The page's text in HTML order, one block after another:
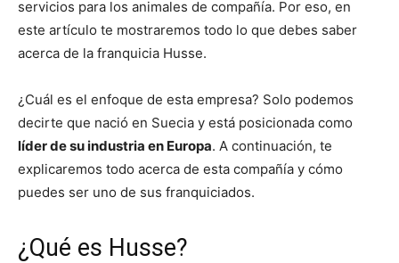
servicios para los animales de compañía. Por eso, en
este artículo te mostraremos todo lo que debes saber
acerca de la franquicia Husse.
¿Cuál es el enfoque de esta empresa? Solo podemos
decirte que nació en Suecia y está posicionada como
líder de su industria en Europa. A continuación, te
explicaremos todo acerca de esta compañía y cómo
puedes ser uno de sus franquiciados.
¿Qué es Husse?